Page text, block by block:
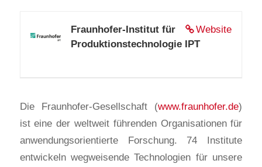
Website
Fraunhofer-Institut für
Produktionstechnologie IPT
Die Fraunhofer-Gesellschaft (www.fraunhofer.de)
ist eine der weltweit führenden Organisationen für
anwendungsorientierte Forschung. 74 Institute
entwickeln wegweisende Technologien für unsere